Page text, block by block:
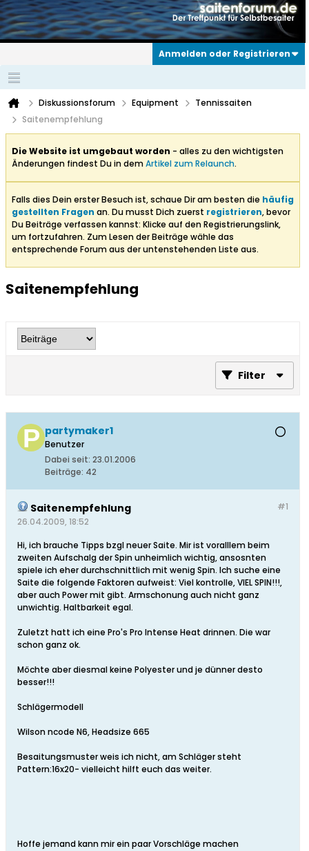
Anmelden oder Registrieren
Diskussionsforum Equipment
Tennissaiten
Saitenempfehlung
Die Website ist umgebaut worden - alles zu den wichtigsten
Änderungen findest Du in demArtikel zum Relaunch.
Falls dies Dein erster Besuch ist, schaue Dir am besten die häufig
gestellten Fragen an. Du musst Dich zuerst registrieren, bevor
Du Beiträge verfassen kannst: Klicke auf den Registrierungslink,
um fortzufahren. Zum Lesen der Beiträge wähle das
entsprechende Forum aus der untenstehenden Liste aus.
Saitenempfehlung
Filter
partymaker1
Benutzer
Dabei seit: 23.01.2006
Beiträge: 42
#1
Saitenempfehlung
26.04.2009, 18:52
Hi, ich brauche Tipps bzgl neuer Saite. Mir ist voralllem beim
zweiten Aufschalg der Spin unheimlich wichtig, ansosnten
spiele ich eher durchschnittlich mit wenig Spin. Ich suche eine
Saite die folgende Faktoren aufweist: Viel kontrolle, VIEL SPIN!!!,
aber auch Power mit gibt. Armschonung auch nicht ganz
unwichtig. Haltbarkeit egal.
Zuletzt hatt ich eine Pro's Pro Intense Heat drinnen. Die war
schon ganz ok.
Möchte aber diesmal keine Polyester und je dünner desto
besser!!!
Schlägermodell
Wilson ncode N6, Headsize 665
Besaitungsmuster weis ich nicht, am Schläger steht
Pattern:16x20- vielleicht hilft euch das weiter.
Hoffe jemand kann mir ein paar Vorschläge machen